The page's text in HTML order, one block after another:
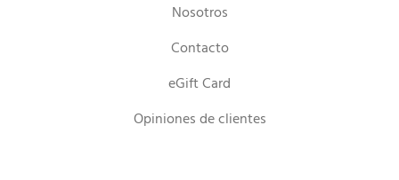
Nosotros
Contacto
eGift Card
Opiniones de clientes